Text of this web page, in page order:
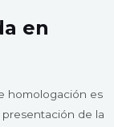
en
homologación es
presentación de la